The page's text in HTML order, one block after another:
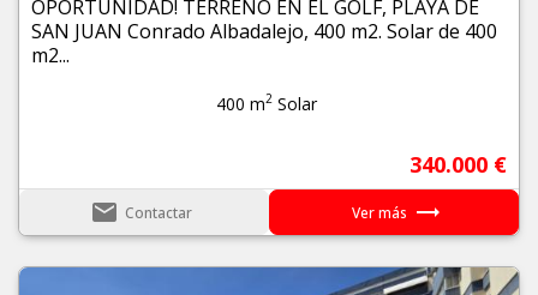
OPORTUNIDAD! TERRENO EN EL GOLF, PLAYA DE
SAN JUAN Conrado Albadalejo, 400 m2. Solar de 400
m2...
400 m2Solar
340.000 €
email Contactar Ver más trending_flat
Previous Next